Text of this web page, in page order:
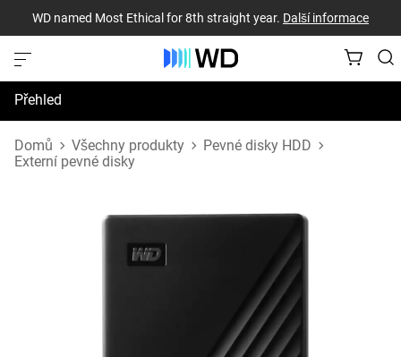
WD named Most Ethical for 8th straight year. Další informace
Přehled
Technické údaje
Domů Všechny produkty
Pevné disky HDD
Externí pevné disky